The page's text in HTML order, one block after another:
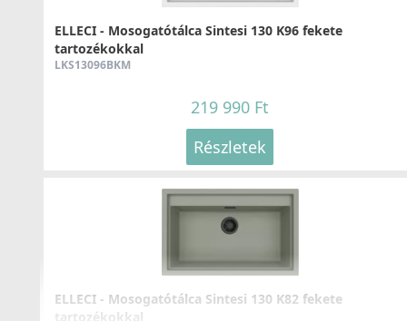
ELLECI - Csaptelep Flamingo Pure - Matt fekete +
179 990 Ft
38 990 Ft
ELLECI - Tárolóedény Mixology mosogatókhoz - Fekete
ELLECI - Mosogatótálca Sintesi 130 K96 fekete
tartozékokkal
LKS13096BKM
219 990 Ft
Részletek
ELLECI - Mosogatótálca Sintesi 130 K82 fekete
tartozékokkal